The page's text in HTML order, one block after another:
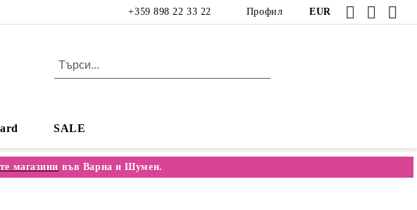
Профил
+359 898 22 33 22 EUR
SALE
магазини във Варна и Шумен.